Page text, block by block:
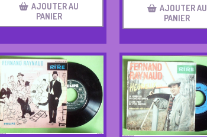
AJOUTER AU
PANIER
AJOUTER AU
PANIER